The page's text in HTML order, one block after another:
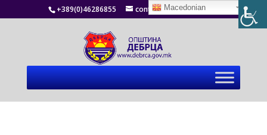
+389(0)46286855 contact@debrca.gov.mk
Macedonian